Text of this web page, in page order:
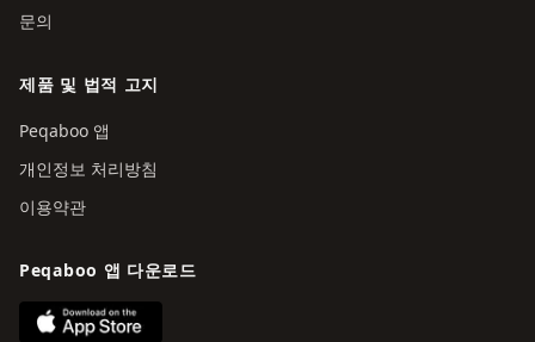
문의
제품 및 법적 고지
Peqaboo 앱
개인정보 처리방침
이용약관
Peqaboo 앱 다운로드